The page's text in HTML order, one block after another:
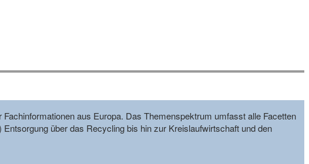
aus Europa. Das Themenspektrum umfasst alle Facetten
über das Recycling bis hin zur Kreislaufwirtschaft und den